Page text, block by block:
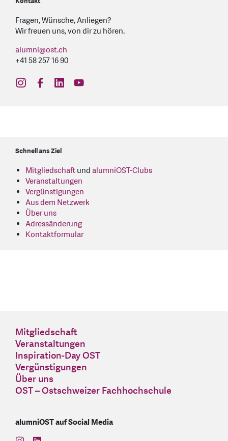
Fragen, Wünsche, Anliegen?
Wir freuen uns, von dir zu hören.
alumni@ost.ch
+41 58 257 16 90
find us on: instagram
find us on: facebook
find us on: linkedin
find us on: youtube
Schnell ans Ziel
MitgliedschaftundalumniOST-Clubs
Veranstaltungen
Vergünstigungen
Aus dem Netzwerk
Über uns
Adressänderung
Kontaktformular
Mitgliedschaft
Veranstaltungen
Inspiration-Day OST
Vergünstigungen
Über uns
OST – Ostschweizer Fachhochschule
alumniOST auf Social Media